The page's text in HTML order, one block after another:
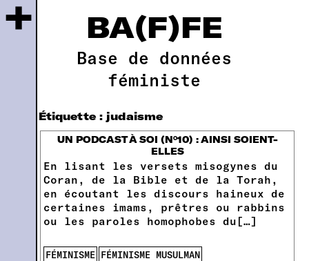
BA(F)FE
Base de données
féministe
+
Étiquette : judaisme
UN PODCAST À SOI (N°10) : AINSI SOIENT-
ELLES
En lisant les versets misogynes du
Coran, de la Bible et de la Torah,
en écoutant les discours haineux de
certaines imams, prêtres ou rabbins
ou les paroles homophobes du[…]
FÉMINISME FÉMINISME MUSULMAN